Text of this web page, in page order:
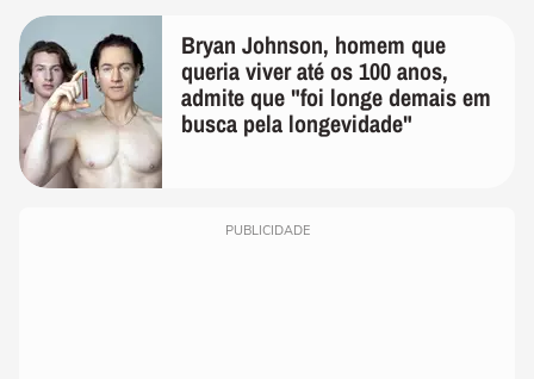
Bryan Johnson, homem que
queria viver até os 100 anos,
admite que "foi longe demais em
busca pela longevidade"
PUBLICIDADE